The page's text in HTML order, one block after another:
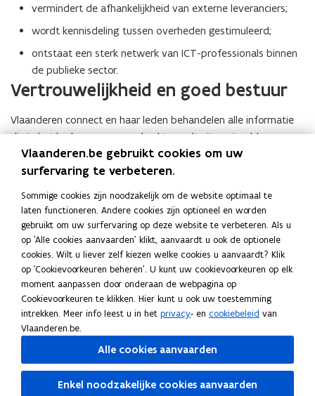
vermindert de afhankelijkheid van externe leveranciers;
wordt kennisdeling tussen overheden gestimuleerd;
ontstaat een sterk netwerk van ICT-professionals binnen
de publieke sector.
Vertrouwelijkheid en goed bestuur
Vlaanderen connect en haar leden behandelen alle informatie
die in het kader van een opdracht wordt uitgewisseld
vertrouwelijk.
deontologische regels die gelden binnen de Vlaamse overheid
en respecteren de toepasselijke regelgeving inzake
gegevensbescherming en informatiebeveiliging.
Neem contact met ons op
Wenst je organisatie lid te worden of wens je na te gaan hoe
Vlaanderen connect je ICT-werking kan versterken? Neem dan
contact op met Vlaanderen connect voor een vrijblijvend
verkennend gesprek viavlaanderenconnect@vlaanderen.be
(
o
p
e
Deel deze pagina
Vlaanderen.be gebruikt cookies om uw
surfervaring te verbeteren.
Sommige cookies zijn noodzakelijk om de website optimaal te
laten functioneren. Andere cookies zijn optioneel en worden
gebruikt om uw surfervaring op deze website te verbeteren. Als u
op 'Alle cookies aanvaarden' klikt, aanvaardt u ook de optionele
cookies. Wilt u liever zelf kiezen welke cookies u aanvaardt? Klik
op 'Cookievoorkeuren beheren'. U kunt uw cookievoorkeuren op elk
moment aanpassen door onderaan de webpagina op
Cookievoorkeuren te klikken. Hier kunt u ook uw toestemming
intrekken. Meer info leest u in het privacy- en cookiebeleid van
Vlaanderen.be.
Alle cookies aanvaarden
Enkel noodzakelijke cookies aanvaarden